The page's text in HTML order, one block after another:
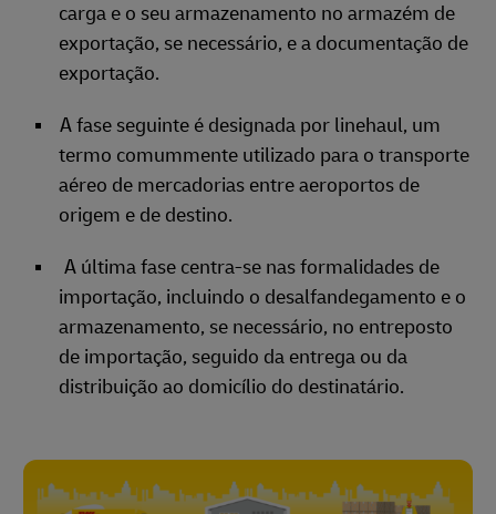
carga e o seu armazenamento no armazém de
exportação, se necessário, e a documentação de
exportação.
A fase seguinte é designada por linehaul, um
termo comummente utilizado para o transporte
aéreo de mercadorias entre aeroportos de
origem e de destino.
A última fase centra-se nas formalidades de
importação, incluindo o desalfandegamento e o
armazenamento, se necessário, no entreposto
de importação, seguido da entrega ou da
distribuição ao domicílio do destinatário.